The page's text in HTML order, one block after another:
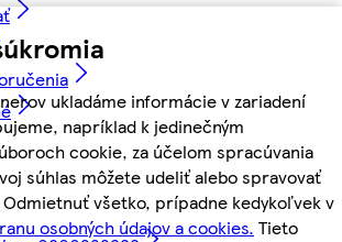
ukladáme informácie v zariadení
napríklad k jedinečným
cookie, za účelom spracúvania
súhlas môžete udeliť alebo spravovať
všetko, prípadne kedykoľvek v
osobných údajov a cookies. Tieto